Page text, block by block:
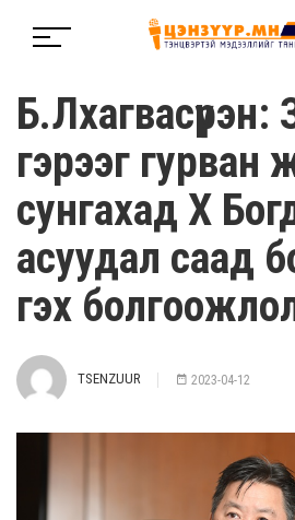
Б.Лхагвасүрэн:
гэрээг гурван
сунгахад Х
асуудал саад
гэх
TSENZUUR 2023-04-12